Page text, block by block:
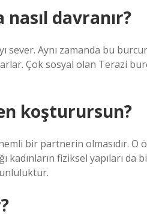
nasıl davranır?
sever. Aynı zamanda bu
Çok sosyal olan Terazi
koşturursun?
bir partnerin olmasıdır. O
kadınların fiziksel yapıları